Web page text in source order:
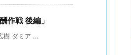
作戦 後編」
樹 ダミア ...